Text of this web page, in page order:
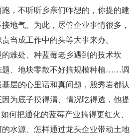
，不听听乡亲们咋想的，你提的建
地气。为此，尽管企业事情很多，
当成工作中的头等大事来办。
处、种蓝莓老乡遇到的技术坎
题、地块零散不好搞规模种植……调
层的心里话和真问题，殷秀岩都认
为底子摸得清、情况吃得透，他提
何把通化的蓝莓产业搞得更红火、
水源、怎样通过龙头企业带动土地